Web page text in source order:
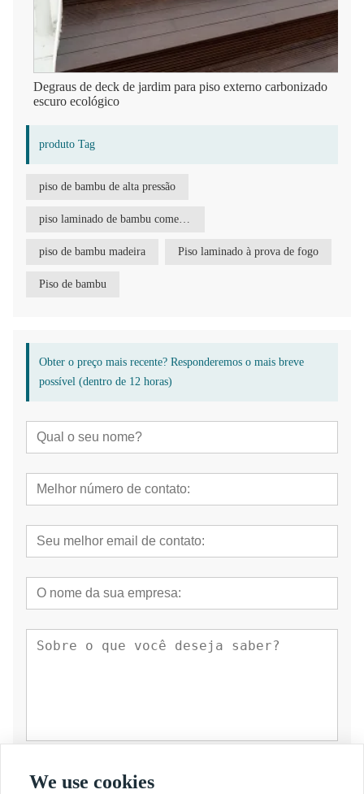
Degraus de deck de jardim para piso externo carbonizado
escuro ecológico
produto Tag
piso de bambu de alta pressão
piso laminado de bambu comercial
piso de bambu madeira Piso laminado à prova de fogo
Piso de bambu
Obter o preço mais recente? Responderemos o mais breve
possível (dentro de 12 horas)
submeter
We use cookies